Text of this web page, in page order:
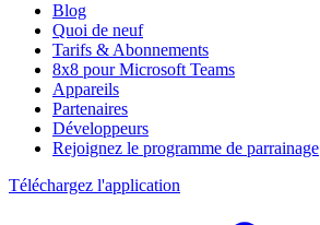
Blog
Quoi de neuf
Tarifs & Abonnements
8x8 pour Microsoft Teams
Appareils
Partenaires
Développeurs
Rejoignez le programme de parrainage
Téléchargez l'application